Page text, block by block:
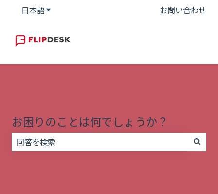
日本語翻訳のサブメニューを表示 お問い合わせ
お困りのことは何でしょうか？